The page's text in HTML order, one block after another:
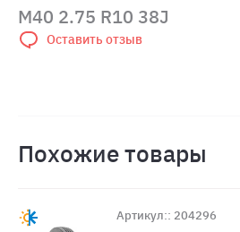
M40 2.75 R10 38J
Оставить отзыв
Похожие товары
Артикул:: 204296